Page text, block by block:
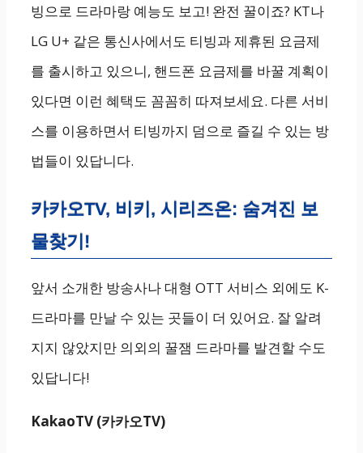
빙으로 드라마랑 예능도 보고! 완전 꿀이죠? KT나
LG U+ 같은 통신사에서도 티빙과 제휴된 요금제
를 출시하고 있으니, 핸드폰 요금제를 바꿀 계획이
있다면 이런 혜택도 꼼꼼히 따져보세요. 다른 서비
스를 이용하면서 티빙까지 덤으로 즐길 수 있는 방
법들이 있답니다.
카카오TV, 비키, 시리즈온: 숨겨진 보
물찾기!
앞서 소개한 방송사나 대형 OTT 서비스 외에도 K-
드라마를 만날 수 있는 곳들이 더 있어요. 잘 알려
지지 않았지만 의외의 꿀잼 드라마를 발견할 수도
있답니다!
KakaoTV (카카오TV)